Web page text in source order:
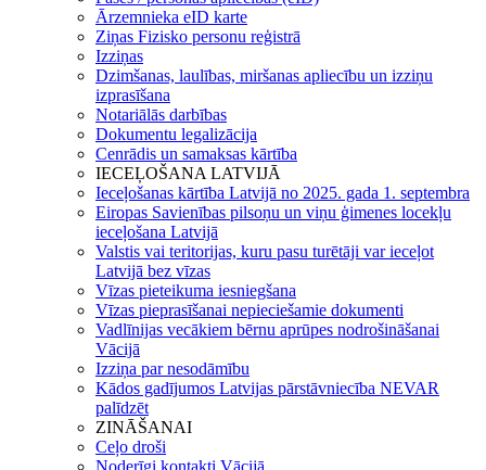
Ārzemnieka eID karte
Ziņas Fizisko personu reģistrā
Izziņas
Dzimšanas, laulības, miršanas apliecību un izziņu
izprasīšana
Notariālās darbības
Dokumentu legalizācija
Cenrādis un samaksas kārtība
IECEĻOŠANA LATVIJĀ
Ieceļošanas kārtība Latvijā no 2025. gada 1. septembra
Eiropas Savienības pilsoņu un viņu ģimenes locekļu
ieceļošana Latvijā
Valstis vai teritorijas, kuru pasu turētāji var ieceļot
Latvijā bez vīzas
Vīzas pieteikuma iesniegšana
Vīzas pieprasīšanai nepieciešamie dokumenti
Vadlīnijas vecākiem bērnu aprūpes nodrošināšanai
Vācijā
Izziņa par nesodāmību
Kādos gadījumos Latvijas pārstāvniecība NEVAR
palīdzēt
ZINĀŠANAI
Ceļo droši
Noderīgi kontakti Vācijā